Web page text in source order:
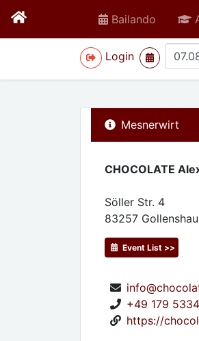
Bailando
Login
>
Mesnerwirt
CHOCOLATE
Söller Str. 4
83257
Event List >>
+49 179
https://